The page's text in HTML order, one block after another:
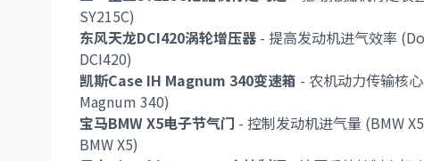
SY215C)
东风天龙DCI420涡轮增压器 - 提高发动机进气效率
DCI420)
凯斯Case IH Magnum 340变速箱 - 农机动力传输核
Magnum 340)
宝马BMW X5电子节气门 - 控制发动机进气量 (BMW
BMW X5)